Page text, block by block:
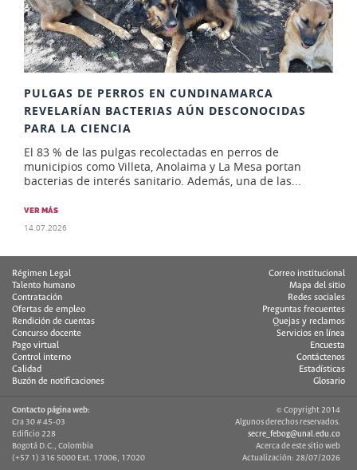
PULGAS DE PERROS EN CUNDINAMARCA
REVELARÍAN BACTERIAS AÚN DESCONOCIDAS
PARA LA CIENCIA
El 83 % de las pulgas recolectadas en perros de
municipios como Villeta, Anolaima y La Mesa portan
bacterias de interés sanitario. Además, una de las...
VER MÁS
14.07.2026
Régimen Legal
Talento humano
Contratación
Ofertas de empleo
Rendición de cuentas
Concurso docente
Pago virtual
Control interno
Calidad
Buzón de notificaciones
Correo institucional
Mapa del sitio
Redes sociales
Preguntas frecuentes
Quejas y reclamos
Servicios en línea
Encuesta
Contáctenos
Estadísticas
Glosario
Contacto página web:
Cra 30 # 45-03
Edificio 228
Bogotá D.C., Colombia
(+57 1) 316 5000 Ext. 17006, 17020
© Copyright 2014
Algunos derechos reservados.
secre_febog@unal.edu.co
Acerca de este sitio web
Actualización: 28/07/2026